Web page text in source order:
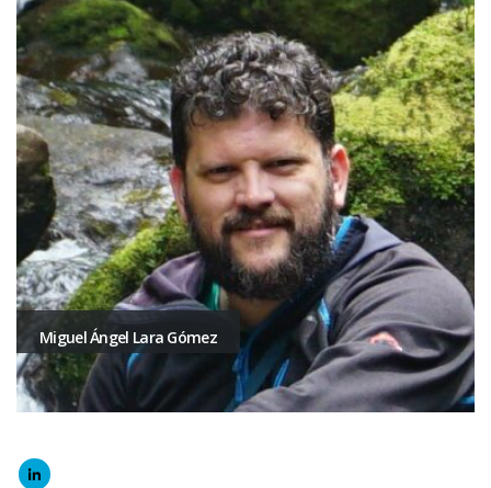
Miguel Ángel Lara Gómez